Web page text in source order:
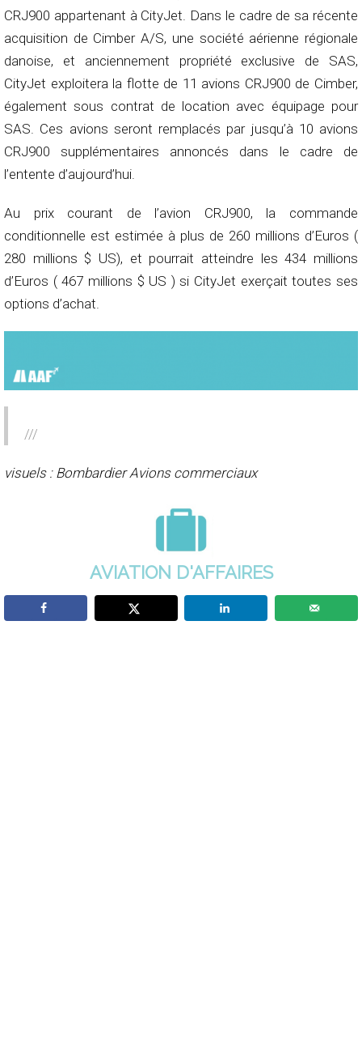
CRJ900 appartenant à CityJet. Dans le cadre de sa récente
acquisition de Cimber A/S, une société aérienne régionale
danoise, et anciennement propriété exclusive de SAS,
CityJet exploitera la flotte de 11 avions CRJ900 de Cimber,
également sous contrat de location avec équipage pour
SAS. Ces avions seront remplacés par jusqu’à 10 avions
CRJ900 supplémentaires annoncés dans le cadre de
l’entente d’aujourd’hui.
Au prix courant de l’avion CRJ900, la commande
conditionnelle est estimée à plus de 260 millions d’Euros (
280 millions $ US), et pourrait atteindre les 434 millions
d’Euros ( 467 millions $ US ) si CityJet exerçait toutes ses
options d’achat.
///
visuels : Bombardier Avions commerciaux
AVIATION D'AFFAIRES